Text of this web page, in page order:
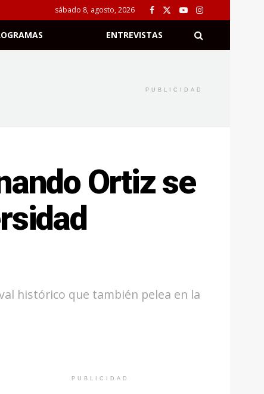
sábado 8, agosto, 2026
ENTREVISTAS
PUBLICIDAD
Ortiz se
histórico que también pelea en la
PUBLICIDAD